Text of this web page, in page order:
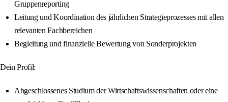
Gruppenreporting
Leitung und Koordination des jährlichen Strategieprozesses mit allen
relevanten Fachbereichen
Begleitung und finanzielle Bewertung von Sonderprojekten
Dein Profil:
Abgeschlossenes Studium der Wirtschaftswissenschaften oder eine